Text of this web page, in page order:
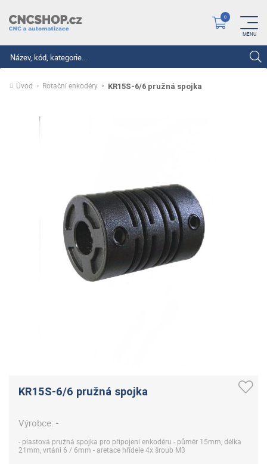
Úvod Rotační enkodéry KR15S-6/6 pružná spojka
KR15S-6/6 pružná spojka
Výrobce:-
- plastová pružná spojka pro připojení enkodéru - půměr 15mm, délka
21mm, vrtáni 6 / 6mm - aretace hřídele 4x šroub M3